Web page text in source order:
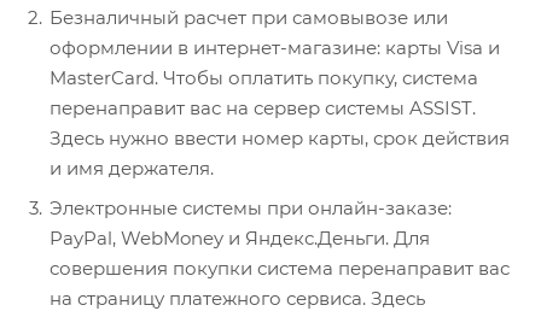
Безналичный расчет при самовывозе или
оформлении в интернет-магазине: карты Visa и
MasterCard. Чтобы оплатить покупку, система
перенаправит вас на сервер системы ASSIST.
Здесь нужно ввести номер карты, срок действия
и имя держателя.
Электронные системы при онлайн-заказе:
PayPal, WebMoney и Яндекс.Деньги. Для
совершения покупки система перенаправит вас
на страницу платежного сервиса. Здесь